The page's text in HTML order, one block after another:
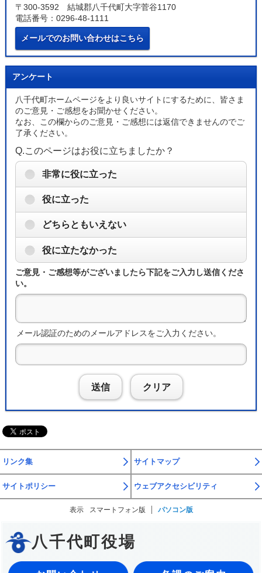
〒300-3592 結城郡八千代町大字菅谷1170
電話番号：0296-48-1111
メールでのお問い合わせはこちら
アンケート
八千代町ホームページをより良いサイトにするために、皆さま
のご意見・ご感想をお聞かせください。
なお、この欄からのご意見・ご感想には返信できませんのでご
了承ください。
Q.このページはお役に立ちましたか？
非常に役に立った
役に立った
どちらともいえない
役に立たなかった
ご意見・ご感想等がございましたら下記をご入力し送信くださ
い。
メール認証のためのメールアドレスをご入力ください。
送信 クリア
リンク集 サイトマップ
サイトポリシー ウェブアクセシビリティ
表示 スマートフォン版 パソコン版
八千代町役場